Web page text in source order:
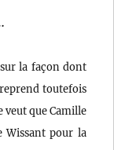
la façon dont
toutefois
veut que Camille
Wissant pour la